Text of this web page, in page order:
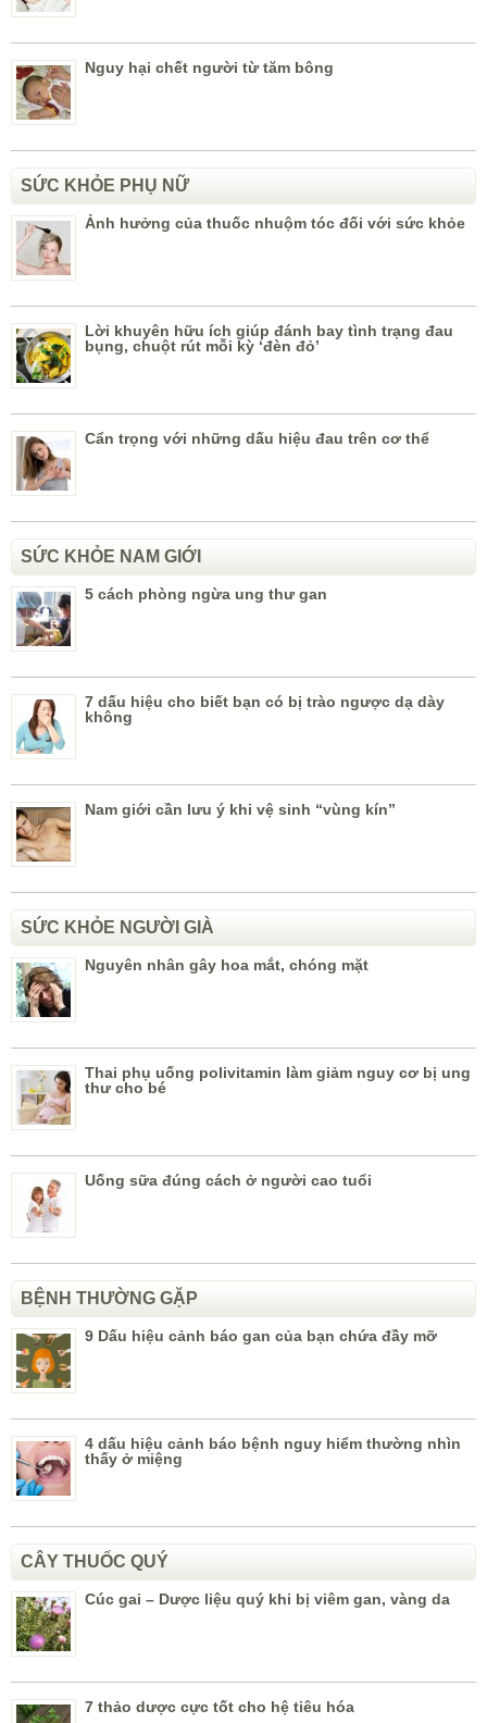
Nguy hại chết người từ tăm bông
SỨC KHỎE PHỤ NỮ
Ảnh hưởng của thuốc nhuộm tóc đối với sức khỏe
Lời khuyên hữu ích giúp đánh bay tình trạng đau
bụng, chuột rút mỗi kỳ ‘đèn đỏ’
Cẩn trọng với những dấu hiệu đau trên cơ thể
SỨC KHỎE NAM GIỚI
5 cách phòng ngừa ung thư gan
7 dấu hiệu cho biết bạn có bị trào ngược dạ dày
không
Nam giới cần lưu ý khi vệ sinh “vùng kín”
SỨC KHỎE NGƯỜI GIÀ
Nguyên nhân gây hoa mắt, chóng mặt
Thai phụ uống polivitamin làm giảm nguy cơ bị ung
thư cho bé
Uống sữa đúng cách ở người cao tuổi
BỆNH THƯỜNG GẶP
9 Dấu hiệu cảnh báo gan của bạn chứa đầy mỡ
4 dấu hiệu cảnh báo bệnh nguy hiểm thường nhìn
thấy ở miệng
CÂY THUỐC QUÝ
Cúc gai – Dược liệu quý khi bị viêm gan, vàng da
7 thảo dược cực tốt cho hệ tiêu hóa